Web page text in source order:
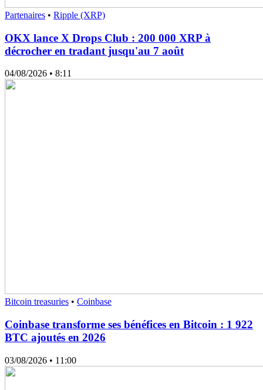
Partenaires • Ripple (XRP)
OKX lance X Drops Club : 200 000 XRP à
décrocher en tradant jusqu'au 7 août
04/08/2026 • 8:11
Bitcoin treasuries • Coinbase
Coinbase transforme ses bénéfices en Bitcoin : 1 922
BTC ajoutés en 2026
03/08/2026 • 11:00